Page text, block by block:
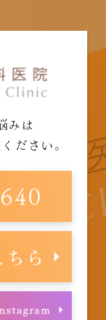
みは
ださい。